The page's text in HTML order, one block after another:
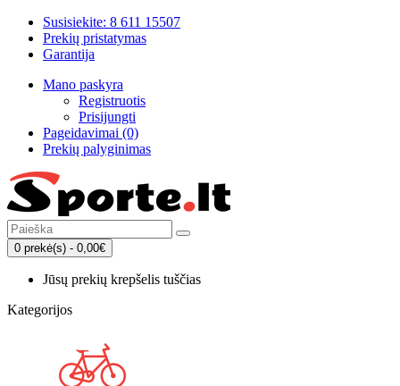
Susisiekite: 8 611 15507
Prekių pristatymas
Garantija
Mano paskyra
Registruotis
Prisijungti
Pageidavimai (0)
Prekių palyginimas
0 prekė(s) - 0,00€
Jūsų prekių krepšelis tuščias
Kategorijos